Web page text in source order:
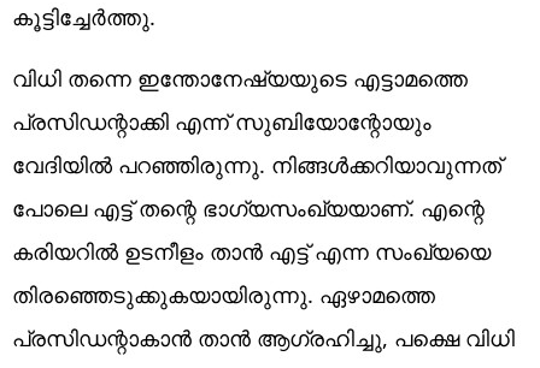
കൂട്ടിച്ചേര്‍ത്തു.
വിധി തന്നെ ഇന്തോനേഷ്യയുടെ എട്ടാമത്തെ
പ്രസിഡന്റാക്കി എന്ന് സുബിയോന്റോയും
വേദിയില്‍ പറഞ്ഞിരുന്നു. നിങ്ങള്‍ക്കറിയാവുന്നത്
പോലെ എട്ട് തന്റെ ഭാഗ്യസംഖ്യയാണ്. എന്റെ
കരിയറില്‍ ഉടനീളം താന്‍ എട്ട് എന്ന സംഖ്യയെ
തിരഞ്ഞെടുക്കുകയായിരുന്നു. ഏഴാമത്തെ
പ്രസിഡന്റാകാന്‍ താന്‍ ആഗ്രഹിച്ചു, പക്ഷെ വിധി